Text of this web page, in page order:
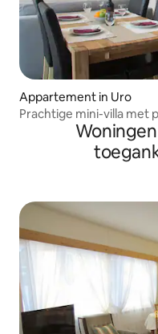
Appartement in Uro
Prachtige mini-villa met